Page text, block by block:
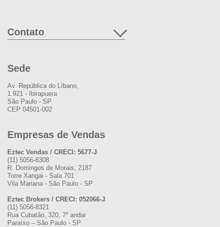
Contato
Sede
Av. República do Líbano,
1.921 - Ibirapuera
São Paulo - SP
CEP 04501-002
Empresas de Vendas
Eztec Vendas / CRECI: 5677-J
(11) 5056-8308
R. Domingos de Morais, 2187
Torre Xangai - Sala 701
Vila Mariana - São Paulo - SP
Eztec Brokers / CRECI: 052066-J
(11) 5056-8321
Rua Cubatão, 320, 7º andar
Paraíso – São Paulo - SP